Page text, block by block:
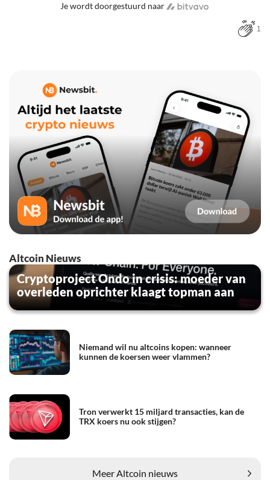
Je wordt doorgestuurd naar
1
Altcoin Nieuws
Cryptoproject Ondo in crisis: moeder van
overleden oprichter klaagt topman aan
Niemand wil nu altcoins kopen: wanneer
kunnen de koersen weer vlammen?
Tron verwerkt 15 miljard transacties, kan de
TRX koers nu ook stijgen?
Meer Altcoin nieuws